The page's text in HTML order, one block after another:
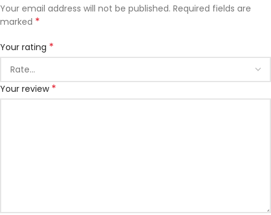
Your email address will not be published. Required fields are
marked *
Your rating *
Your review *